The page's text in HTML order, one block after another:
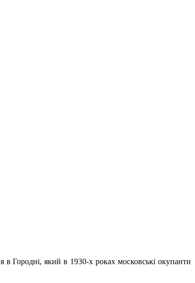
Городні, який в 1930-х роках московські окупанти